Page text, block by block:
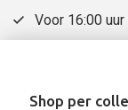
Voor 16:00
Shop per